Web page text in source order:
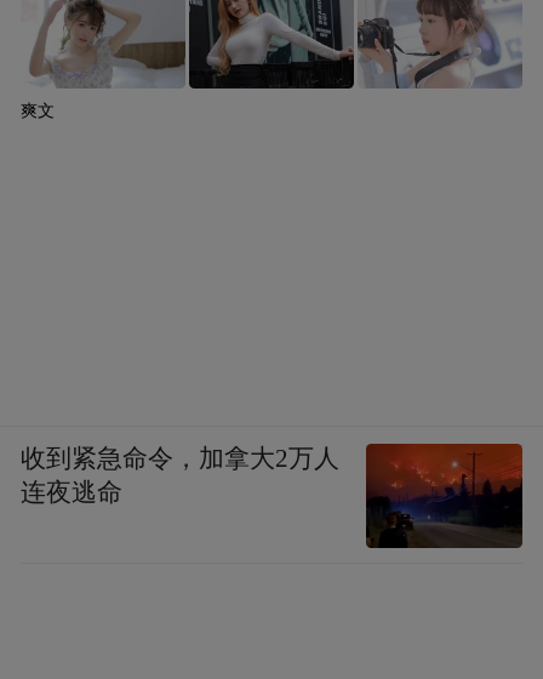
爽文
收到紧急命令，加拿大2万人
连夜逃命